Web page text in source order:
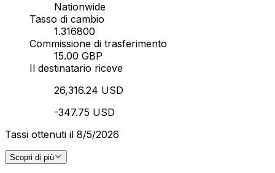
Nationwide
Tasso di cambio
1.316800
Commissione di trasferimento
15.00 GBP
Il destinatario riceve
26,316.24 USD
-347.75 USD
Tassi ottenuti il 8/5/2026
Scopri di più